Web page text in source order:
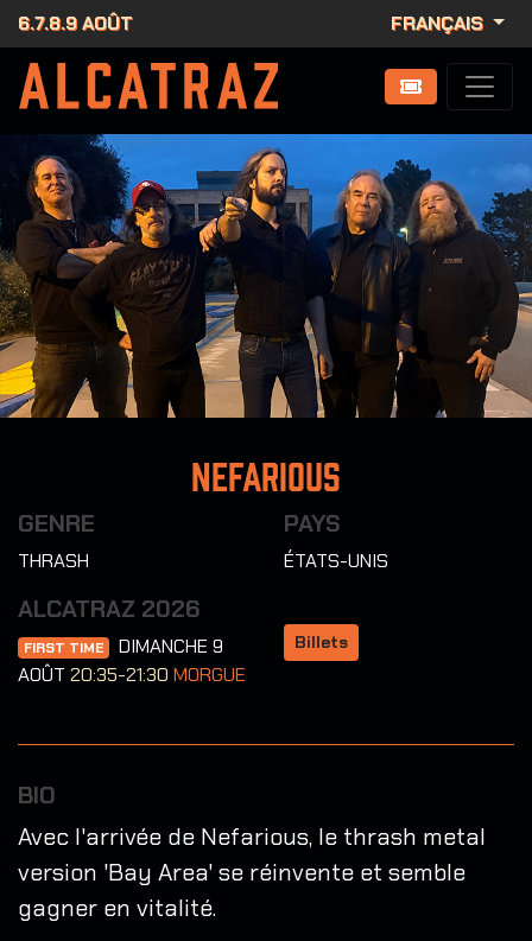
6.7.8.9 AOÛT FRANÇAIS
Nefarious
GENRE
THRASH
PAYS
ÉTATS-UNIS
ALCATRAZ 2026
FIRST TIME
DIMANCHE 9
AOÛT 20:35-21:30 MORGUE
Billets
BIO
Avec l'arrivée de Nefarious, le thrash metal
version 'Bay Area' se réinvente et semble
gagner en vitalité.